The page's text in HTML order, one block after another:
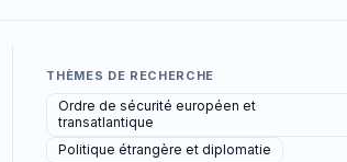
THÈMES DE RECHERCHE
Ordre de sécurité européen et
transatlantique
Politique étrangère et diplomatie